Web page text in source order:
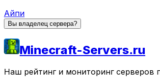
Айпи
Вы владелец сервера?
Minecraft-Servers.ru
Наш рейтинг и мониторинг серверов